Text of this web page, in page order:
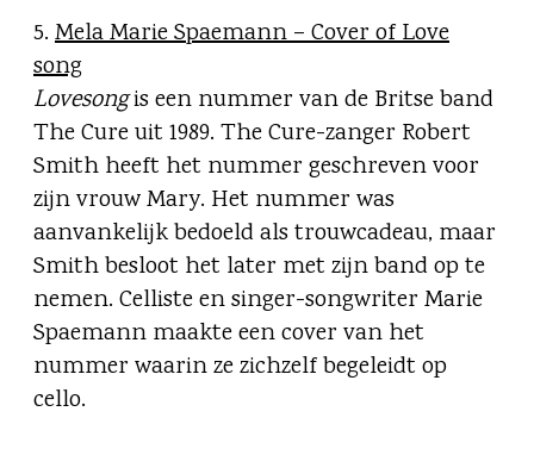
5. Mela Marie Spaemann – Cover of Love
song
Lovesongis een nummer van de Britse band
The Cure uit 1989. The Cure-zanger Robert
Smith heeft het nummer geschreven voor
zijn vrouw Mary. Het nummer was
aanvankelijk bedoeld als trouwcadeau, maar
Smith besloot het later met zijn band op te
nemen. Celliste en singer-songwriter Marie
Spaemann maakte een cover van het
nummer waarin ze zichzelf begeleidt op
cello.